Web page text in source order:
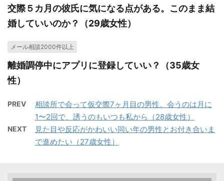
交際５カ月の彼氏に気になる点がある。このまま結
婚していいのか？（29歳女性）
メール相談2000件以上
離婚調停中にアプリに登録していい？（35歳女
性）
PREV
相談所で会って仮交際7ヶ月目の男性。会うのは月に
1〜2回で、誘うのもいつも私から（28歳女性）
NEXT
見た目や反応がかわいい同い年の男性とお付き合いま
で進めたい（27歳女性）